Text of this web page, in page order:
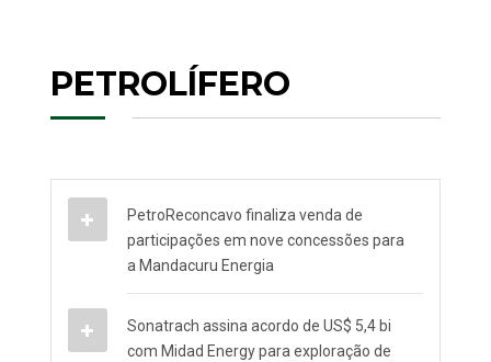
PETROLÍFERO
PetroReconcavo finaliza venda de
participações em nove concessões para
a Mandacuru Energia
Sonatrach assina acordo de US$ 5,4 bi
com Midad Energy para exploração de